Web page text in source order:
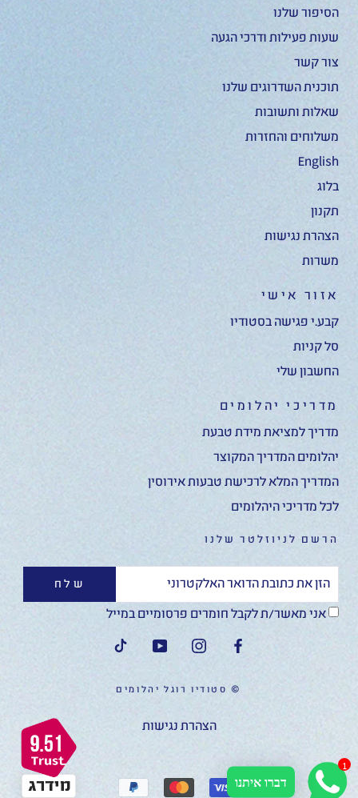
הסיפור שלנו
שעות פעילות ודרכי הגעה
צור קשר
תוכנית השדרוגים שלנו
שאלות ותשובות
משלוחים והחזרות
English
בלוג
תקנון
הצהרת נגישות
משרות
אזור אישי
קבע.י פגישה בסטודיו
סל קניות
החשבון שלי
מדריכי יהלומים
מדריך למציאת מידת טבעת
יהלומים המדריך המקוצר
המדריך המלא לרכישת טבעות אירוסין
לכל מדריכי היהלומים
הרשם לניוזלטר שלנו
שלח
אני מאשר/ת לקבל חומרים פרסומיים במייל
© סטודיו רוגל יהלומים
הצהרת נגישות
דברו איתנו
1